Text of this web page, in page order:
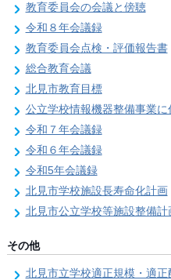
教育委員会の会議と傍聴
令和８年会議録
教育委員会点検・評価報告書
総合教育会議
北見市教育目標
公立学校情報機器整備事業
令和７年会議録
令和６年会議録
令和5年会議録
北見市学校施設長寿命化計画
北見市公立学校等施設整備計
その他
北見市立学校適正規模・適正